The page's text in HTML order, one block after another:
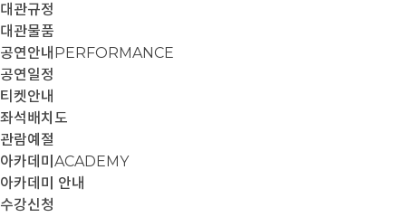
대관규정
대관물품
공연안내 PERFORMANCE
공연일정
티켓안내
좌석배치도
관람예절
아카데미 ACADEMY
아카데미 안내
수강신청